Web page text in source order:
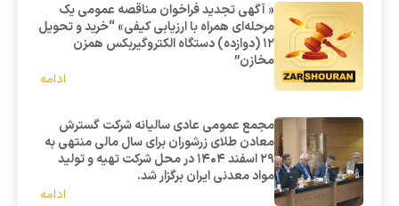
« آگهی تجدید فراخوان مناقصه عمومی یک
مرحله‌ای همراه با ارزیابی کیفی» “خرید و تحویل
12 (دوازده) دستگاه الکتروگیربکس همزن
مخازن”
ادامه
مجمع عمومی عادی سالیانه شرکت گسترش
معادن طلای زرشوران برای سال مالی منتهی به
۲۹ اسفند ۱۴۰۴ در محل شرکت تهیه و تولید
مواد معدنی ایران برگزار شد.
ادامه